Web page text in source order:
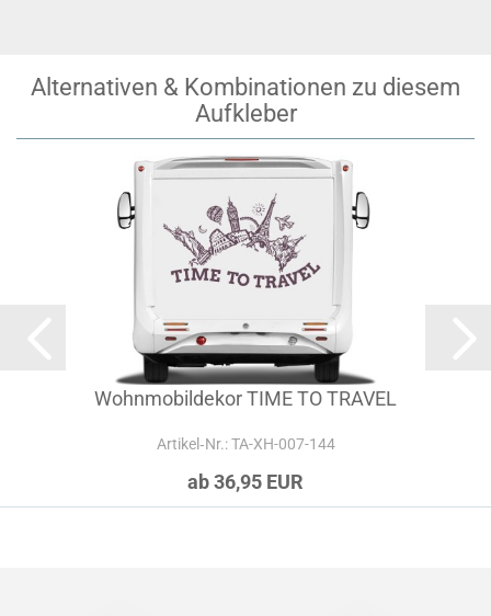
Alternativen & Kombinationen zu diesem
Aufkleber
Wohnmobildekor TIME TO TRAVEL
Artikel‑Nr.: TA-XH-007-144
ab 36,95 EUR